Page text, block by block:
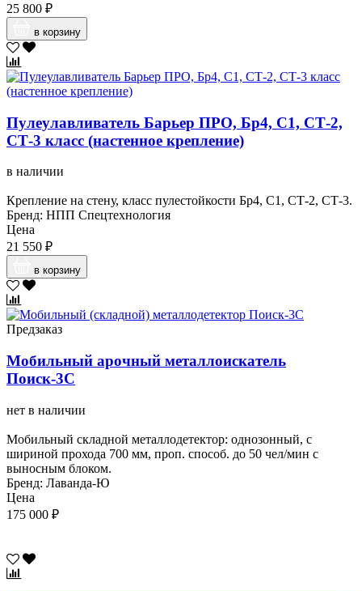
25 800 ₽
в корзину
Пулеулавливатель Барьер ПРО, Бр4, С1, СТ-2,
СТ-3 класс (настенное крепление)
в наличии
Крепление на стену, класс пулестойкости Бр4, С1, СТ-2, СТ-3.
Бренд: НПП Спецтехнология
Цена
21 550 ₽
в корзину
Предзаказ
Мобильный арочный металлоискатель
Поиск-3С
нет в наличии
Мобильный складной металлодетектор: однозонный, с
шириной прохода 700 мм, проп. способ. до 50 чел/мин с
выносным блоком.
Бренд: Лаванда-Ю
Цена
175 000 ₽